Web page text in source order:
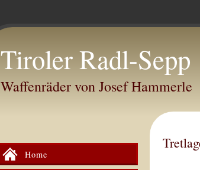
Tiroler Radl-Sepp
Waffenräder von Josef Hammerle
Home